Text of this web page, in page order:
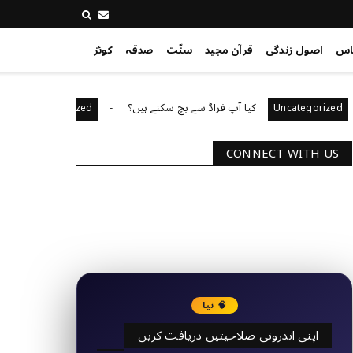
اصول زندگی قرآن مجید سنّت صدقہ کوئز
کیا آپ فراڈ سے بچ سکتے ہیں؟ Uncategorized
CONNECT WITH US
🧠 نیا
اپنی اندرونی صلاحیتیں دریافت کریں